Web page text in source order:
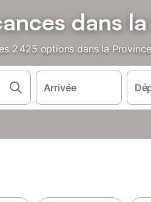
dans
2 425 options dans la
Arrivée